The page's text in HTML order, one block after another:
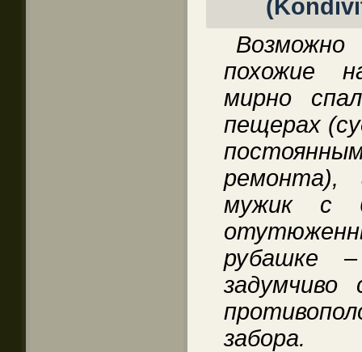
похожие
мирно
пещерах
ремонта),
мужик с
рубашке
забора.